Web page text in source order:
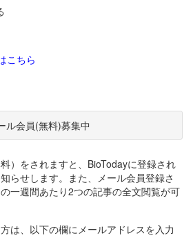
こちら
ル会員(無料)募集中
）をされますと、BioTodayに登録され
らせします。また、メール会員登録さ
一週間あたり2つの記事の全文閲覧が可
は、以下の欄にメールアドレスを入力